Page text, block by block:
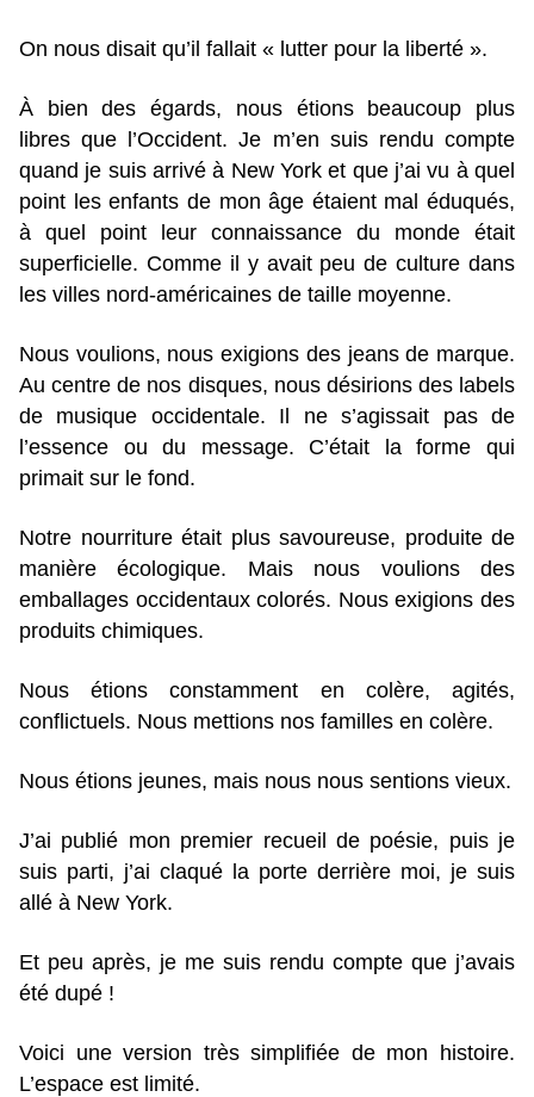
On nous disait qu’il fallait « lutter pour la liberté ».
À bien des égards, nous étions beaucoup plus
libres que l’Occident. Je m’en suis rendu compte
quand je suis arrivé à New York et que j’ai vu à quel
point les enfants de mon âge étaient mal éduqués,
à quel point leur connaissance du monde était
superficielle. Comme il y avait peu de culture dans
les villes nord-américaines de taille moyenne.
Nous voulions, nous exigions des jeans de marque.
Au centre de nos disques, nous désirions des labels
de musique occidentale. Il ne s’agissait pas de
l’essence ou du message. C’était la forme qui
primait sur le fond.
Notre nourriture était plus savoureuse, produite de
manière écologique. Mais nous voulions des
emballages occidentaux colorés. Nous exigions des
produits chimiques.
Nous étions constamment en colère, agités,
conflictuels. Nous mettions nos familles en colère.
Nous étions jeunes, mais nous nous sentions vieux.
J’ai publié mon premier recueil de poésie, puis je
suis parti, j’ai claqué la porte derrière moi, je suis
allé à New York.
Et peu après, je me suis rendu compte que j’avais
été dupé !
Voici une version très simplifiée de mon histoire.
L’espace est limité.